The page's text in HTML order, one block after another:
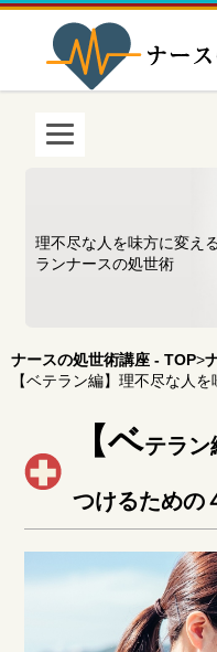
理不尽な人を味方に変え
ランナースの処世術
ナースの処世術講座 - TOP>
【ベテラン編】理不尽な人
【ベテラン
つけるための